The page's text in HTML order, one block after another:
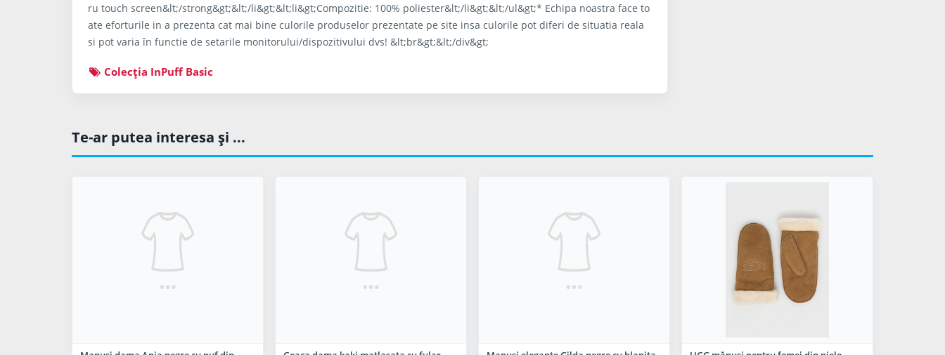
ru touch screen&lt;/strong&gt;&lt;/li&gt;&lt;li&gt;Compozitie: 100% poliester&lt;/li&gt;&lt;/ul&gt;* Echipa noastra face to
ate eforturile in a prezenta cat mai bine culorile produselor prezentate pe site insa culorile pot diferi de situatia reala
si pot varia în functie de setarile monitorului/dispozitivului dvs! &lt;br&gt;&lt;/div&gt;
Colecţia InPuff Basic
Te-ar putea interesa şi ...